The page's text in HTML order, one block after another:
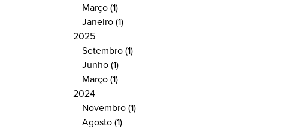
Março (1)
Janeiro (1)
2025
Setembro (1)
Junho (1)
Março (1)
2024
Novembro (1)
Agosto (1)